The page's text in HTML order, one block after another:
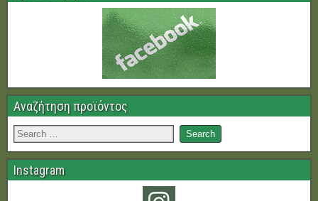
Αναζήτηση προϊόντος
Instagram